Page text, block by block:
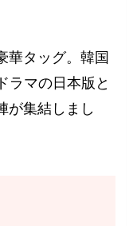
華タッグ。韓国
ラマの日本版と
が集結しまし